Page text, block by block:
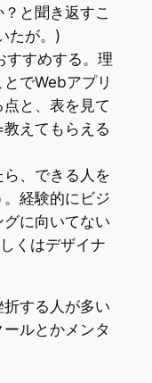
と聞き返すこ
たが。)
すすめする。理
でWebアプリ
と、表を見て
えてもらえる
、できる人を
経験的にビジ
に向いてない
くはデザイナ
する人が多い
ルとかメンタ